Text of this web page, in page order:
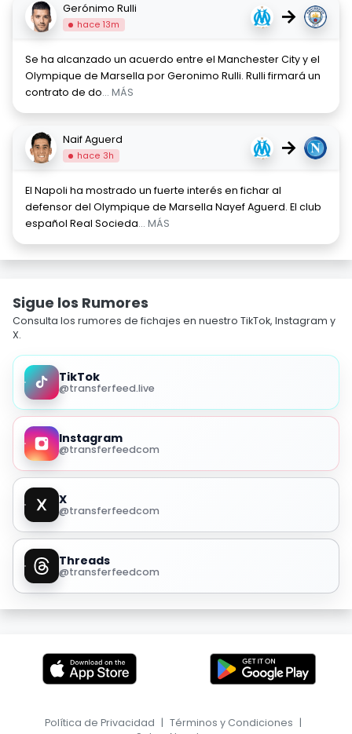
Gerónimo Rulli
hace 13m →
Se ha alcanzado un acuerdo entre el Manchester City y el
Olympique de Marsella por Geronimo Rulli. Rulli firmará un
contrato de do... MÁS
Naif Aguerd
hace 3h →
El Napoli ha mostrado un fuerte interés en fichar al
defensor del Olympique de Marsella Nayef Aguerd. El club
español Real Socieda... MÁS
Sigue los Rumores
Consulta los rumores de fichajes en nuestro TikTok, Instagram y
X.
TikTok
@transferfeed.live
Instagram
@transferfeedcom
X
@transferfeedcom
Threads
@transferfeedcom
Política de Privacidad | Términos y Condiciones |